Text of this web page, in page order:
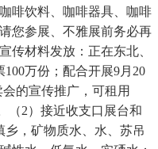
啡饮料、咖啡器具、咖啡
您参展、不雅展前务必再
传材料发放：正在东北、
万份；配合开展9月20
的宣传推广，可租用
（2）接近收支口展台和
乡，矿物质水、水、苏吊